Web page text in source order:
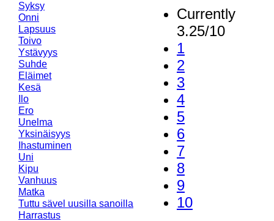
Syksy
Onni
Lapsuus
Toivo
Ystävyys
Suhde
Eläimet
Kesä
Ilo
Ero
Unelma
Yksinäisyys
Ihastuminen
Uni
Kipu
Vanhuus
Matka
Tuttu sävel uusilla sanoilla
Harrastus
Currently
3.25/10
1
2
3
4
5
6
7
8
9
10